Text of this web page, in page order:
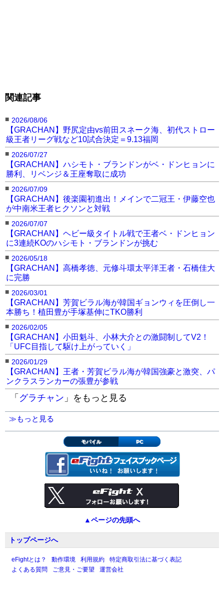
関連記事
■ 2026/08/06
【GRACHAN】野尻定由vs前田スネーク海、初代ストロー
級王者リーグ戦など10試合決定＝9.13福岡
■ 2026/07/27
【GRACHAN】ハシモト・ブランドンがベ・ドンヒョンに
勝利、リベンジ＆王座奪取に成功
■ 2026/07/09
【GRACHAN】後楽園初進出！メインで二冠王・伊藤空也
が中南米王者ヒクソンと対戦
■ 2026/07/07
【GRACHAN】ヘビー級タイトル戦で王者ベ・ドンヒョン
に3連続KOのハシモト・ブランドンが挑む
■ 2026/05/18
【GRACHAN】高橋孝徳、元修斗環太平洋王者・石橋佳大
に完勝
■ 2026/03/01
【GRACHAN】芳賀ビラル海が韓国ギョンウィを圧倒し一
本勝ち！植田豊が手塚基伸にTKO勝利
■ 2026/02/05
【GRACHAN】小田魁斗、小林大介との激闘制してV2！
「UFC目指して駆け上がっていく」
■ 2026/01/29
【GRACHAN】王者・芳賀ビラル海が韓国強豪と激突、パ
ンクラスランカーの張豊が参戦
「 グラチャン 」をもっと見る
≫もっと見る
モバイル PC
▲ページの先頭へ
トップページへ
eFightとは？ 動作環境 利用規約
特定商取引法に基づく表記
よくある質問
ご意見・ご要望 運営会社